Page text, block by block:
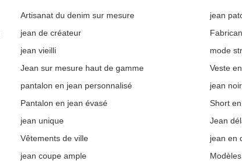
Artisanat du denim sur mesure
jean
jean de créateur
jean vieilli
mode
Jean sur mesure haut de gamme
Veste
pantalon en jean personnalisé
jean noir
Pantalon en jean évasé
Short
jean unique
Jean
Vêtements de ville
jean en
jean coupe ample